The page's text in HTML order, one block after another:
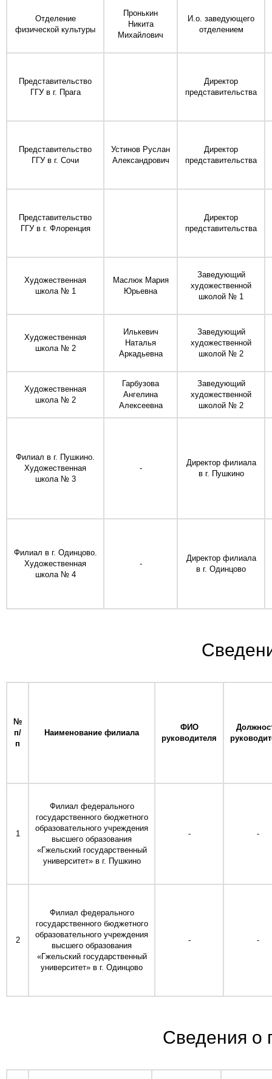
Отделение
физической культуры
Пронькин
Никита
Михайлович
И.о. заведующего
отделением
Представительство
ГГУ в г. Прага
Директор
представительства
Представительство
ГГУ в г. Сочи
Устинов Руслан
Александрович
Директор
представительства
Представительство
ГГУ в г. Флоренция
Директор
представительства
Художественная
школа № 1
Маслюк Мария
Юрьевна
Заведующий
художественной
школой № 1
Художественная
школа № 2
Илькевич
Наталья
Аркадьевна
Заведующий
художественной
школой № 2
Художественная
школа № 2
Гарбузова
Ангелина
Алексеевна
Заведующий
художественной
школой № 2
Филиал в г. Пушкино.
Художественная
школа № 3
-
Директор филиала
в г. Пушкино
Филиал в г. Одинцово.
Художественная
школа № 4
-
Директор филиала
в г. Одинцово
№
п/
п
Наименование филиала
ФИО
руководителя
1
Филиал федерального
государственного бюджетного
образовательного учреждения
высшего образования
«Гжельский государственный
университет» в г. Пушкино
- -
2
Филиал федерального
государственного бюджетного
образовательного учреждения
высшего образования
«Гжельский государственный
университет» в г. Одинцово
- -
Сведения о